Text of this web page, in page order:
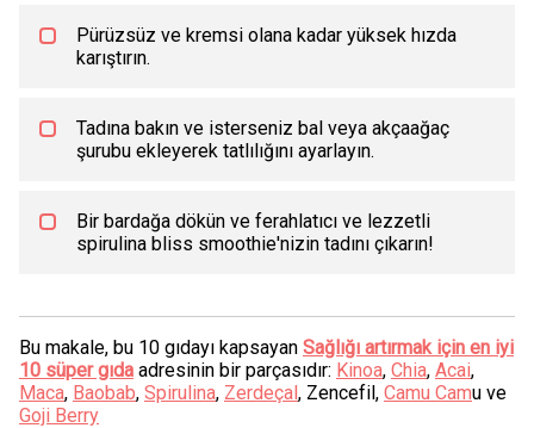
Pürüzsüz ve kremsi olana kadar yüksek hızda
karıştırın.
Tadına bakın ve isterseniz bal veya akçaağaç
şurubu ekleyerek tatlılığını ayarlayın.
Bir bardağa dökün ve ferahlatıcı ve lezzetli
spirulina bliss smoothie'nizin tadını çıkarın!
Bu makale, bu 10 gıdayı kapsayan Sağlığı artırmak için en iyi
10 süper gıda adresinin bir parçasıdır: Kinoa, Chia, Acai,
Maca, Baobab, Spirulina, Zerdeçal, Zencefil, Camu Camu ve
Goji Berry